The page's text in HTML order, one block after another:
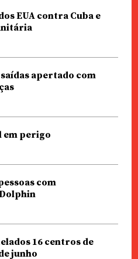
EUA contra Cuba e
apertado com
em perigo
com
16 centros de
junho